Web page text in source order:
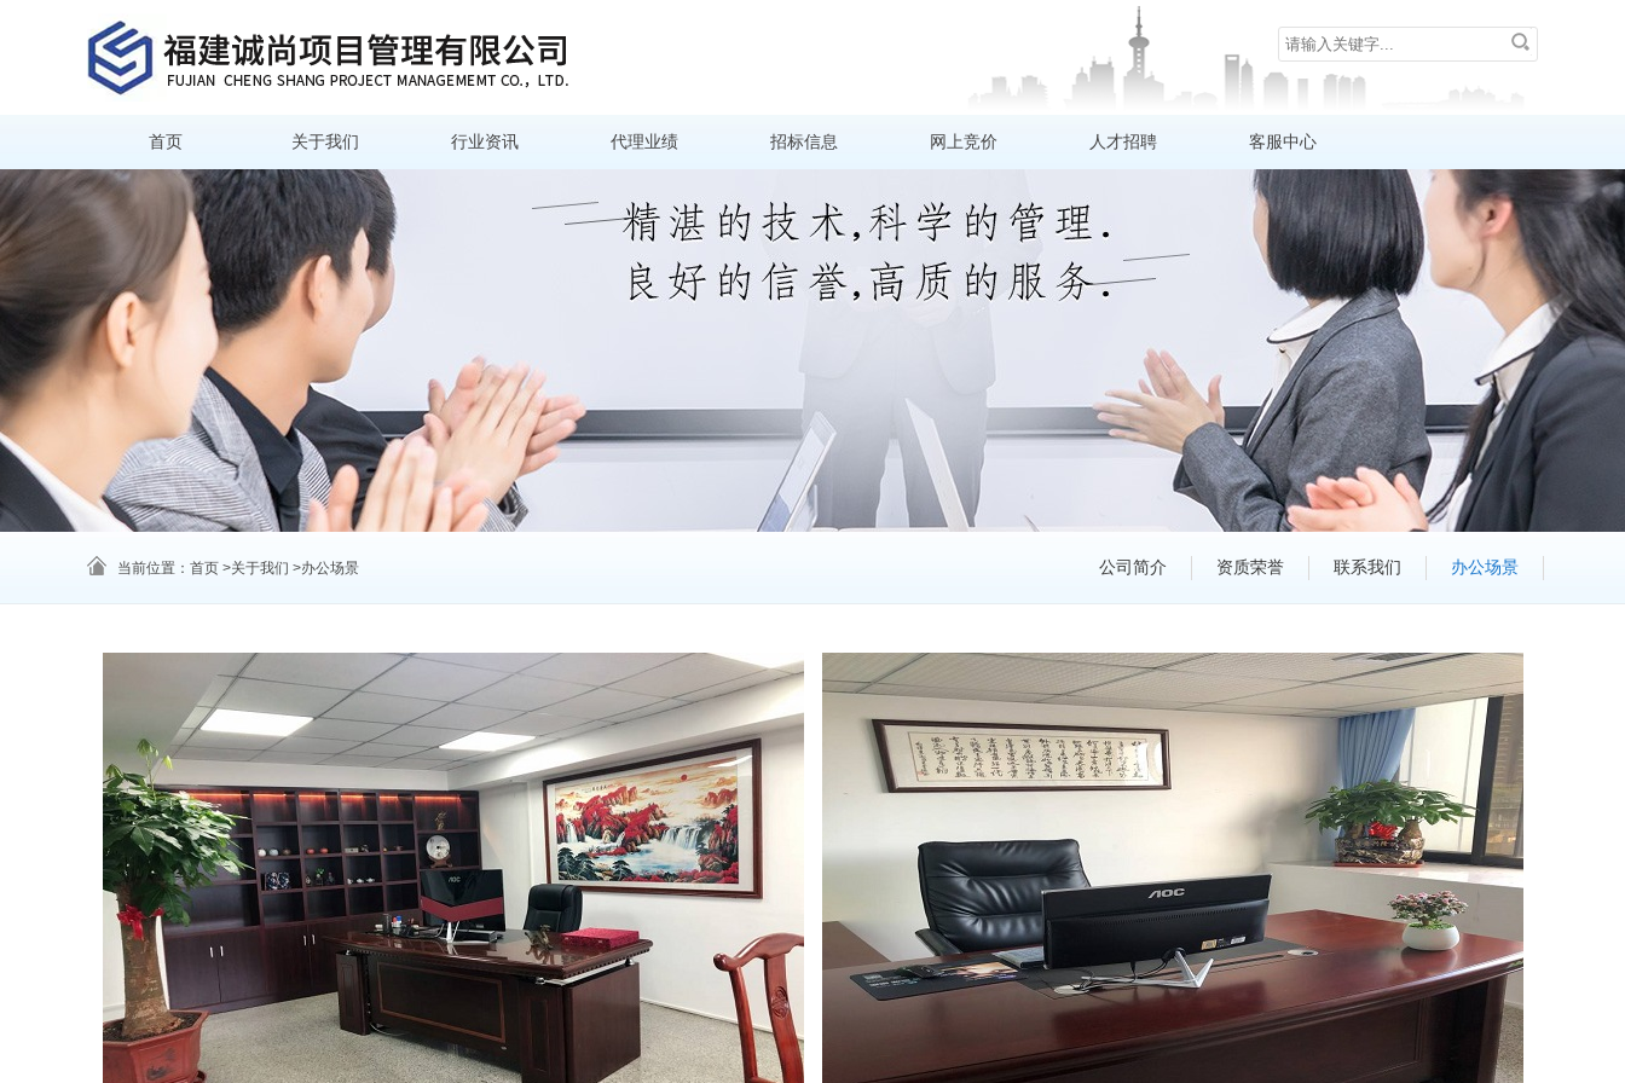
首页 关于我们 行业资讯 代理业绩 招标信息 网上竞价 人才招聘 客服中心
当前位置：首页 >关于我们 >办公场景 办公场景
联系我们
资质荣誉
公司简介